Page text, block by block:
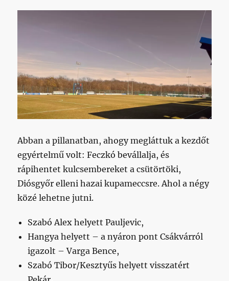
Abban a pillanatban, ahogy megláttuk a kezdőt
egyértelmű volt: Feczkó bevállalja, és
rápihentet kulcsembereket a csütörtöki,
Diósgyőr elleni hazai kupameccsre. Ahol a négy
közé lehetne jutni.
Szabó Alex helyett Pauljevic,
Hangya helyett – a nyáron pont Csákvárról
igazolt – Varga Bence,
Szabó Tibor/Kesztyűs helyett visszatért